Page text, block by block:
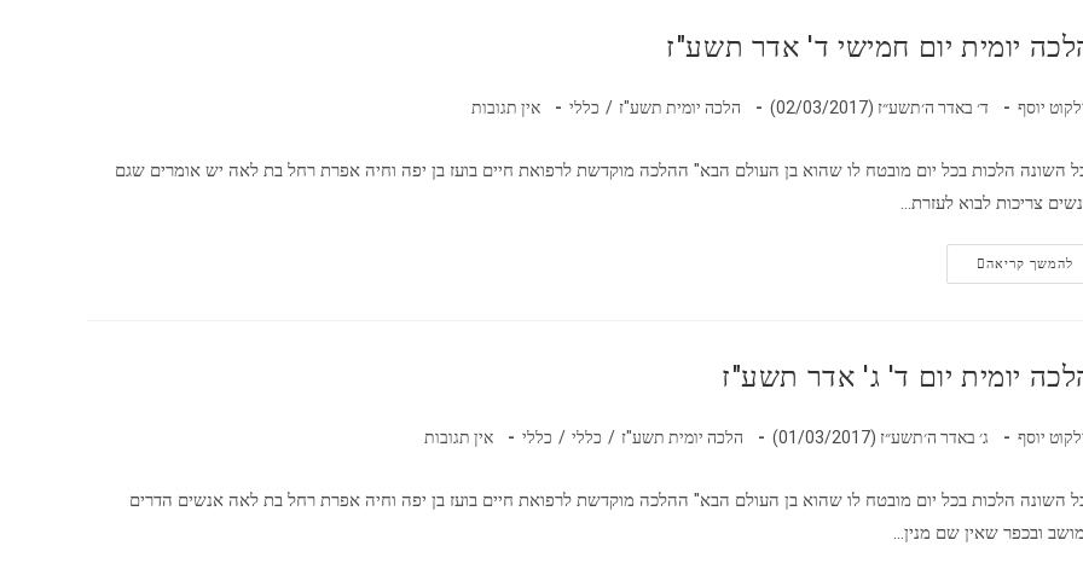
יומית יום חמישי ד' אדר תשע"ז
יוסף ד׳ באדר ה׳תשע״ז (02/03/2017) הלכה יומית תשע"ז / כללי אין תגובות
השונה הלכות בכל יום מובטח לו שהוא בן העולם הבא" ההלכה מוקדשת לרפואת חיים בועז בן יפה וחיה אפרת רחל בת לאה יש אומרים שגם
צריכות לבוא לעזרת…
להמשך קריאה
יומית יום ד' ג' אדר תשע"ז
יוסף ג׳ באדר ה׳תשע״ז (01/03/2017) הלכה יומית תשע"ז / כללי / כללי אין תגובות
השונה הלכות בכל יום מובטח לו שהוא בן העולם הבא" ההלכה מוקדשת לרפואת חיים בועז בן יפה וחיה אפרת רחל בת לאה אנשים הדרים
ובכפר שאין שם מנין…